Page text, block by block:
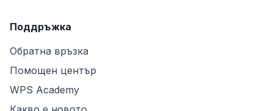
Поддръжка
Обратна връзка
Помощен център
WPS Academy